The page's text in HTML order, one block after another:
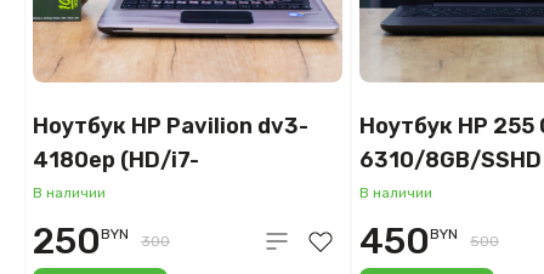
Ноутбук HP Pavilion dv3-
4180ep (HD/i7-
7gen/4GB/HDD 500GB)
В наличии
250BYN 300
Ноутбук HP 255
6310/8GB/
В наличии
450BYN 500